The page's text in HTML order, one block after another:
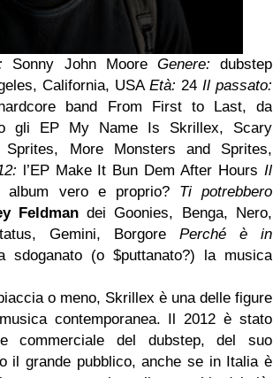
Sonny John Moore Genere: dubstep
California, USA Età: 24 Il passato:
band From First to Last, da
gli EP My Name Is Skrillex, Scary
More Monsters and Sprites,
l’EP Make It Bun Dem After HoursIl
vero e proprio? Ti potrebbero
Feldmandei Goonies, Benga, Nero,
Gemini, Borgore Perché è in
sdoganato (o $puttanato?) la musica
o meno, Skrillex è una delle figure
contemporanea. Il 2012 è stato
commerciale del dubstep, del suo
il grande pubblico, anche se in Italia è